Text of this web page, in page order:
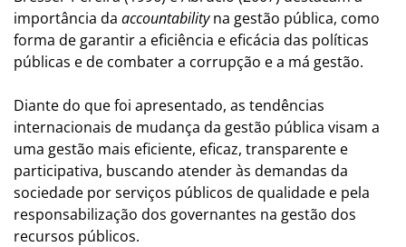
importância da accountabilityna gestão pública, como
forma de garantir a eficiência e eficácia das políticas
públicas e de combater a corrupção e a má gestão.
Diante do que foi apresentado, as tendências
internacionais de mudança da gestão pública visam a
uma gestão mais eficiente, eficaz, transparente e
participativa, buscando atender às demandas da
sociedade por serviços públicos de qualidade e pela
responsabilização dos governantes na gestão dos
recursos públicos.